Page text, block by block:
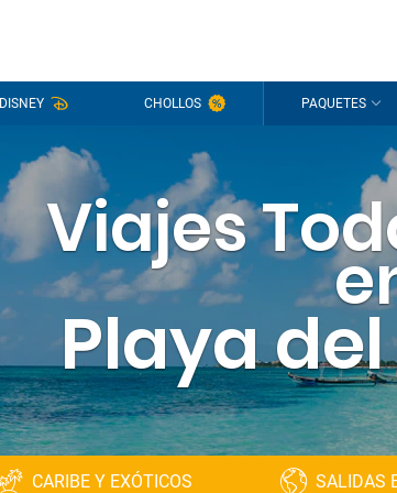
DISNEY CHOLLOS PAQUETES
Viajes
Playa
CARIBE Y EXÓTICOS SALIDAS